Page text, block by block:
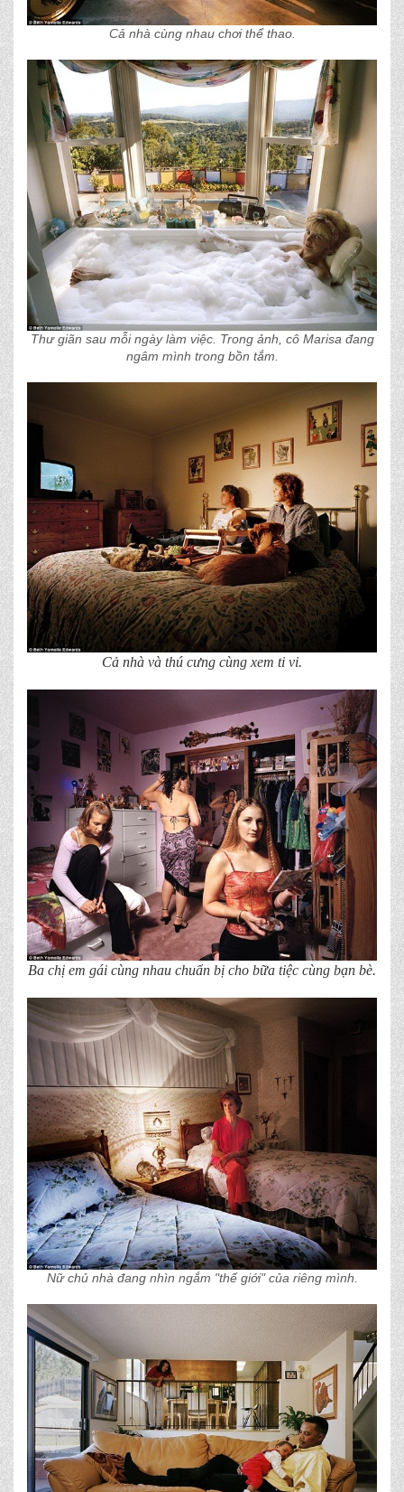
Cả nhà cùng nhau chơi thể thao.
Thư giãn sau mỗi ngày làm việc. Trong ảnh, cô Marisa đang
ngâm mình trong bồn tắm.
Cả nhà và thú cưng cùng xem ti vi.
Ba chị em gái cùng nhau chuẩn bị cho bữa tiệc cùng bạn bè.
Nữ chủ nhà đang nhìn ngắm "thế giới" của riêng mình.